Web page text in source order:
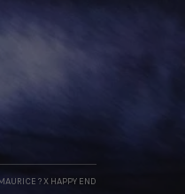
? X HAPPY END